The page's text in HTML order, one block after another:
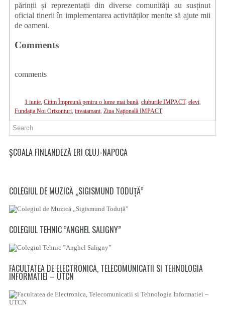
părinții și reprezentații din diverse comunități au susținut
oficial tinerii în implementarea activităților menite să ajute mii
de oameni.
Comments
comments
1 iunie, Citim Împreună pentru o lume mai bună, cluburile IMPACT, elevi,
Fundația Noi Orizonturi, invatamant, Ziua Naţională IMPACT
ȘCOALA FINLANDEZĂ ERI CLUJ-NAPOCA
COLEGIUL DE MUZICĂ „SIGISMUND TODUȚĂ”
COLEGIUL TEHNIC ”ANGHEL SALIGNY”
FACULTATEA DE ELECTRONICA, TELECOMUNICATII SI TEHNOLOGIA
INFORMATIEI – UTCN